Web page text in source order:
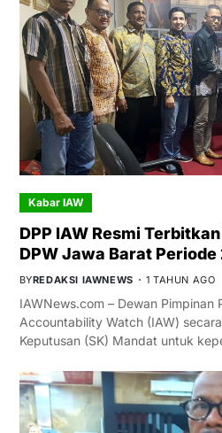
Kabar IAW
DPP IAW Resmi
DPW Jawa Barat Periode
BYREDAKSI IAWNEWS 1 TAHUN AGO
IAWNews.com – Dewan Pimpinan
Accountability Watch (IAW)
Keputusan (SK) Mandat untuk